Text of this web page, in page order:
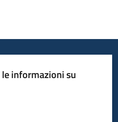
informazioni su